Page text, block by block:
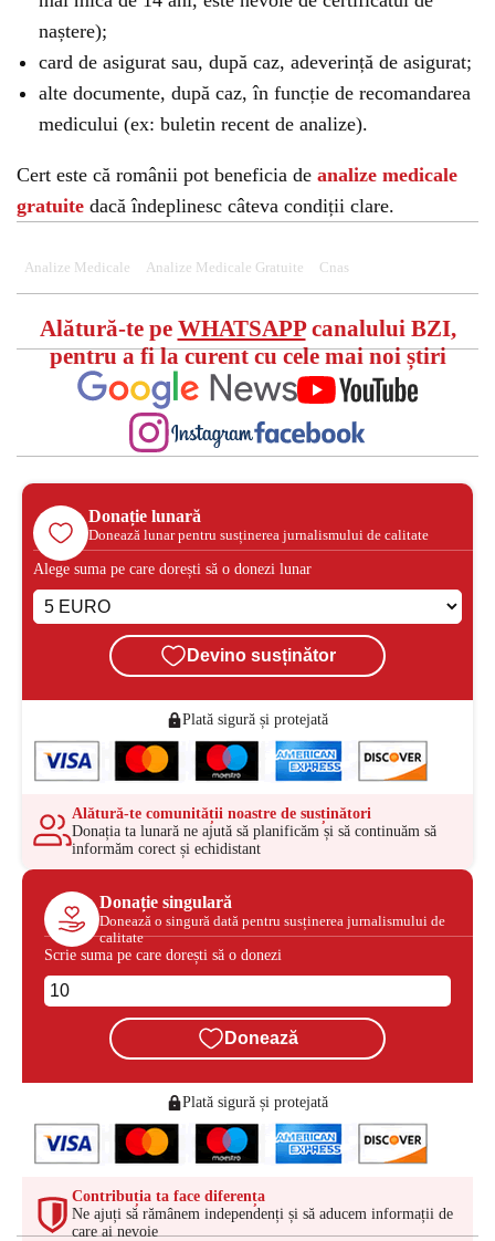
naștere);
card de asigurat sau, după caz, adeverință de asigurat;
alte documente, după caz, în funcție de recomandarea
medicului (ex: buletin recent de analize).
Cert este că românii pot beneficia de analize medicale
gratuite dacă îndeplinesc câteva condiții clare.
Analize Medicale Analize Medicale Gratuite Cnas
Alătură-te pe WHATSAPPcanalului BZI,
pentru a fi la curent cu cele mai noi știri
Donație lunară
Donează lunar pentru susținerea jurnalismului de calitate
Alege suma pe care dorești să o donezi lunar
Devino susținător
Plată sigură și protejată
Alătură-te comunității noastre de susținători
Donația ta lunară ne ajută să planificăm și să continuăm să
informăm corect și echidistant
Donație singulară
Donează o singură dată pentru susținerea jurnalismului de
calitate
Scrie suma pe care dorești să o donezi
Donează
Plată sigură și protejată
Contribuția ta face diferența
Ne ajuți să rămânem independenți și să aducem informații de
care ai nevoie